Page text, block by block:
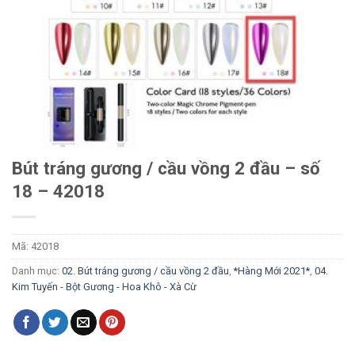
Bút tráng gương / cầu vồng 2 đầu – số
18 – 42018
Mã: 42018
Danh mục: 02. Bút tráng gương / cầu vồng 2 đầu,*Hàng Mới 2021*, 04.
Kim Tuyến - Bột Gương - Hoa Khô - Xà Cừ